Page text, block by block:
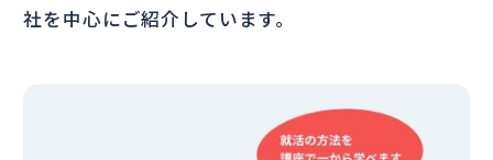
社を中心にご紹介しています。